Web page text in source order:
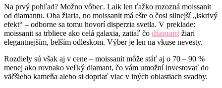
Na prvý pohľad? Možno vôbec. Laik len ťažko rozozná moissanit
od diamantu. Oba žiaria, no moissanit má ešte o čosi silnejší „iskrivý
efekt“ – odborne sa tomu hovorí disperzia svetla. V preklade:
moissanit sa trbliece ako celá galaxia, zatiaľ čo diamant žiari
elegantnejším, belším odleskom. Výber je len na vkuse nevesty.
Rozdiely sú však aj v cene – moissanit môže stáť aj o 70 – 90 %
menej ako rovnako veľký diamant, čo vám umožní investovať do
väčšieho kameňa alebo si dopriať viac v iných oblastiach svadby.